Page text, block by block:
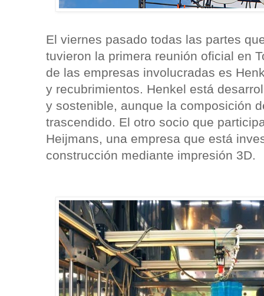
El viernes pasado todas las partes
tuvieron la primera reunión oficial en
de las empresas involucradas es
y recubrimientos. Henkel está
y sostenible, aunque la composición
trascendido. El otro socio que
Heijmans, una empresa que está
construcción mediante impresión 3D.